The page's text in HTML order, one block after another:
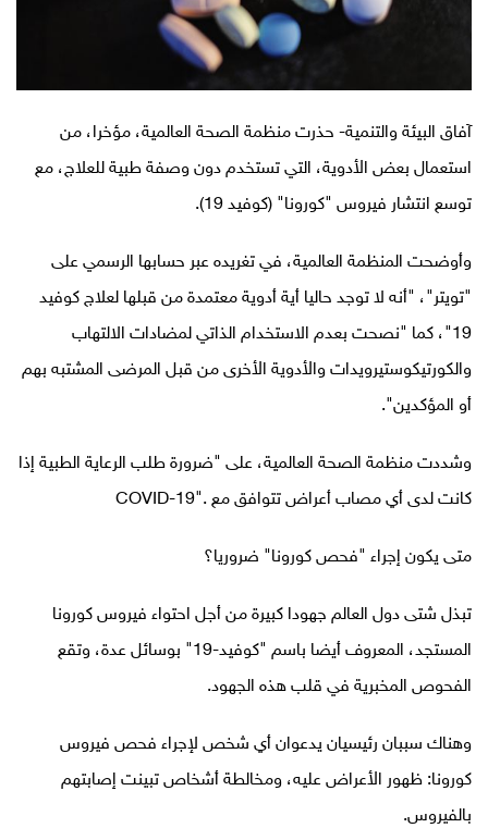
آفاق البيئة والتنمية- حذرت منظمة الصحة العالمية، مؤخرا، من
استعمال بعض الأدوية، التي تستخدم دون وصفة طبية للعلاج، مع
توسع انتشار فيروس "كورونا" (كوفيد 19).
وأوضحت المنظمة العالمية، في تغريده عبر حسابها الرسمي على
"تويتر"، "أنه لا توجد حاليا أية أدوية معتمدة من قبلها لعلاج كوفيد
19"، كما "نصحت بعدم الاستخدام الذاتي لمضادات الالتهاب
والكورتيكوستيرويدات والأدوية الأخرى من قبل المرضى المشتبه بهم
أو المؤكدين".
وشددت منظمة الصحة العالمية، على "ضرورة طلب الرعاية الطبية إذا
كانت لدى أي مصاب أعراض تتوافق مع COVID-19".
متى يكون إجراء "فحص كورونا" ضروريا؟
تبذل شتى دول العالم جهودا كبيرة من أجل احتواء فيروس كورونا
المستجد، المعروف أيضا باسم "كوفيد-19" بوسائل عدة، وتقع
الفحوص المخبرية في قلب هذه الجهود.
وهناك سببان رئيسيان يدعوان أي شخص لإجراء فحص فيروس
كورونا: ظهور الأعراض عليه، ومخالطة أشخاص تبينت إصابتهم
بالفيروس.